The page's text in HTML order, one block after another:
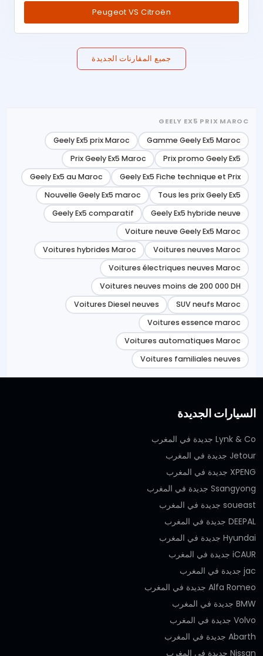
Peugeot VS Citroën
جميع المقارنات الجديدة
GEELY EX5 PRIX MAROC
Gamme Geely Ex5 Maroc
Geely Ex5 prix Maroc
Prix promo Geely Ex5
Prix Geely Ex5 Maroc
Geely Ex5 Fiche technique et Prix
Geely Ex5 au Maroc
Tous les prix Geely Ex5
Nouvelle Geely Ex5 maroc
Geely Ex5 hybride neuve
Geely Ex5 comparatif
Voiture neuve Geely Ex5 Maroc
Voitures neuves Maroc
Voitures hybrides Maroc
Voitures électriques neuves Maroc
Voitures neuves moins de 200 000 DH
SUV neufs Maroc
Voitures Diesel neuves
Voitures essence maroc
Voitures automatiques Maroc
Voitures familiales neuves
السيارات الجديدة
Lynk & Co جديدة في المغرب
Jetour جديدة في المغرب
XPENG جديدة في المغرب
Ssangyong جديدة في المغرب
soueast جديدة في المغرب
DEEPAL جديدة في المغرب
Hyundai جديدة في المغرب
iCAUR جديدة في المغرب
jac جديدة في المغرب
Alfa Romeo جديدة في المغرب
BMW جديدة في المغرب
Volvo جديدة في المغرب
Abarth جديدة في المغرب
Nissan جديدة في المغرب